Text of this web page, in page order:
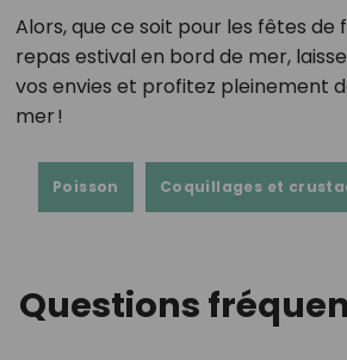
Alors, que ce soit pour les fêtes de
repas estival en bord de mer,
vos envies et profitez pleinement
mer !
Poisson Coquillages et
Questions